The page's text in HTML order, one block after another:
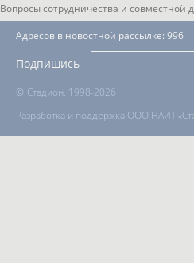
Вопросы сотрудничества и совместной
© Стадион, 1998-2026
Разработка и поддержка ООО НАИТ
Адресов в новостной рассылке: 996
Подпишись